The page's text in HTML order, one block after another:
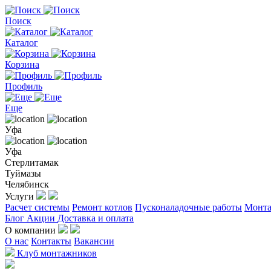
Поиск
Каталог
Корзина
Профиль
Еще
Уфа
Уфа
Стерлитамак
Туймазы
Челябинск
Услуги
Расчет системы Ремонт котлов Пусконаладочные работы
Блог Акции Доставка и оплата
О компании
О нас Контакты Вакансии
Клуб монтажников